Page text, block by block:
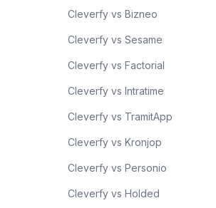
Cleverfy vs Bizneo
Cleverfy vs Sesame
Cleverfy vs Factorial
Cleverfy vs Intratime
Cleverfy vs TramitApp
Cleverfy vs Kronjop
Cleverfy vs Personio
Cleverfy vs Holded